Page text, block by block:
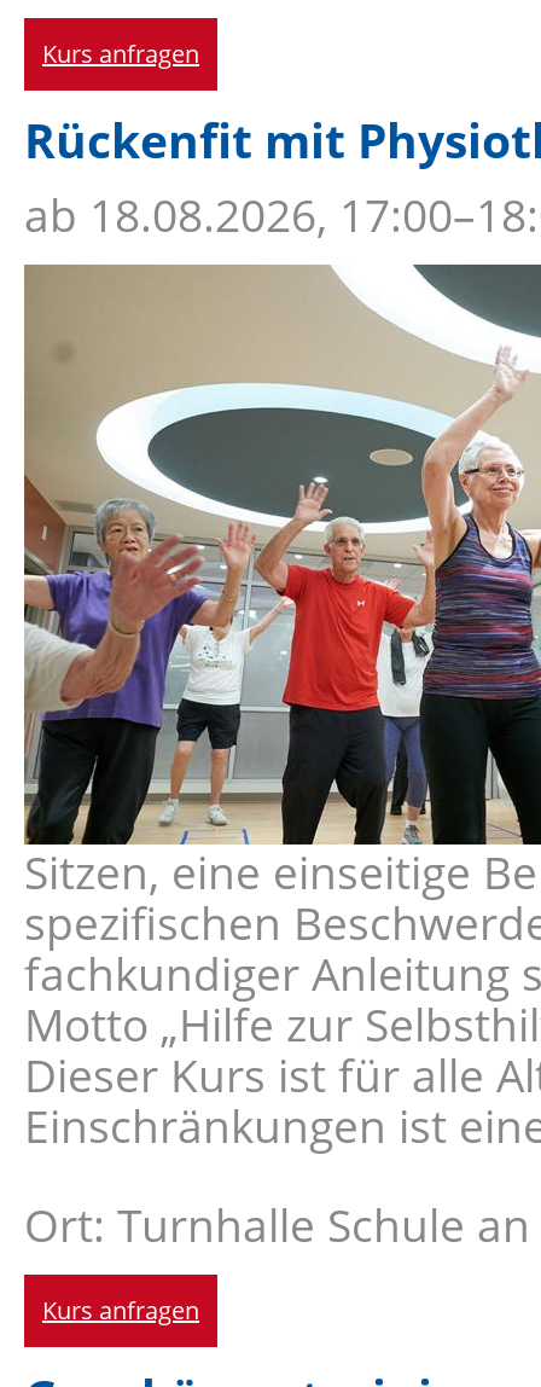
Kurs anfragen
Rückenfit mit
ab 18.08.2026,
Sitzen, eine einseitige
spezifischen
fachkundiger Anleitung
Motto „Hilfe zur
Dieser Kurs ist für alle
Einschränkungen ist
Ort: Turnhalle Schule
Kurs anfragen